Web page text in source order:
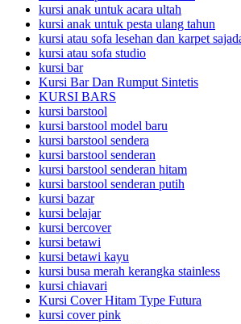
kursi anak untuk acara ultah
kursi anak untuk pesta ulang tahun
kursi atau sofa lesehan dan karpet
kursi atau sofa studio
kursi bar
Kursi Bar Dan Rumput Sintetis
KURSI BARS
kursi barstool
kursi barstool model baru
kursi barstool sendera
kursi barstool senderan
kursi barstool senderan hitam
kursi barstool senderan putih
kursi bazar
kursi belajar
kursi bercover
kursi betawi
kursi betawi kayu
kursi busa merah kerangka stainless
kursi chiavari
Kursi Cover Hitam Type Futura
kursi cover pink